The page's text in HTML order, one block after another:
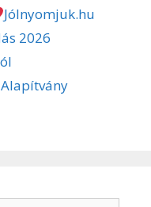
Jólnyomjuk.hu
2026